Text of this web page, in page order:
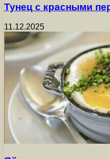
Тунец с красными
11.12.2025